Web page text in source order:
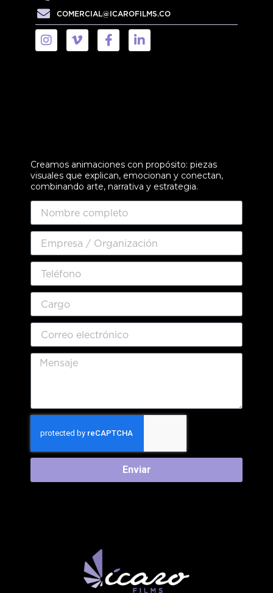
COMERCIAL@ICAROFILMS.CO
Creamos animaciones con propósito: piezas
visuales que explican, emocionan y conectan,
combinando arte, narrativa y estrategia.
Enviar